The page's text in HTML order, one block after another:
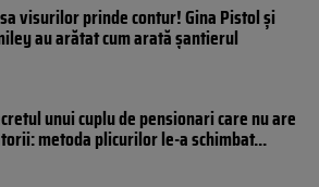
visurilor prinde contur! Gina Pistol și
au arătat cum arată șantierul
unui cuplu de pensionari care nu are
metoda plicurilor le-a schimbat...